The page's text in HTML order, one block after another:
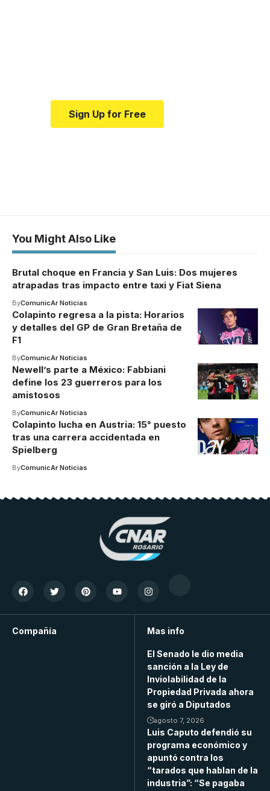
Sign Up for Free
You Might Also Like
Brutal choque en Francia y San Luis: Dos mujeres
atrapadas tras impacto entre taxi y Fiat Siena
ByComunicAr Noticias
Colapinto regresa a la pista: Horarios
y detalles del GP de Gran Bretaña de
F1
ByComunicAr Noticias
Newell’s parte a México: Fabbiani
define los 23 guerreros para los
amistosos
ByComunicAr Noticias
Colapinto lucha en Austria: 15° puesto
tras una carrera accidentada en
Spielberg
ByComunicAr Noticias
Compañía Mas info
El Senado le dio media
sanción a la Ley de
Inviolabilidad de la
Propiedad Privada ahora
se giró a Diputados
agosto 7, 2026
Luis Caputo defendió su
programa económico y
apuntó contra los
“tarados que hablan de la
industria”: “Se pagaba